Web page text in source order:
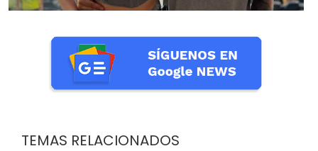
TEMAS RELACIONADOS